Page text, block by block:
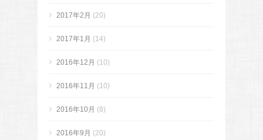
2017年2月 (20)
2017年1月 (14)
2016年12月 (10)
2016年11月 (10)
2016年10月 (8)
2016年9月 (20)